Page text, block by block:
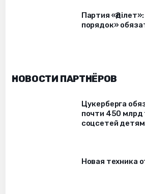
Партия
порядок»
НОВОСТИ ПАРТНЁРОВ
Цукерберга
почти 450 млрд
соцсетей детям
Новая техника